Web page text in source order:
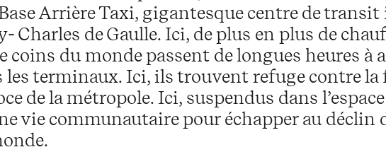
Arrière Taxi, gigantesque centre de transit
Charles de Gaulle. Ici, de plus en plus de
coins du monde passent de longues heures à
les terminaux. Ici, ils trouvent refuge contre la
de la métropole. Ici, suspendus dans
vie communautaire pour échapper au déclin